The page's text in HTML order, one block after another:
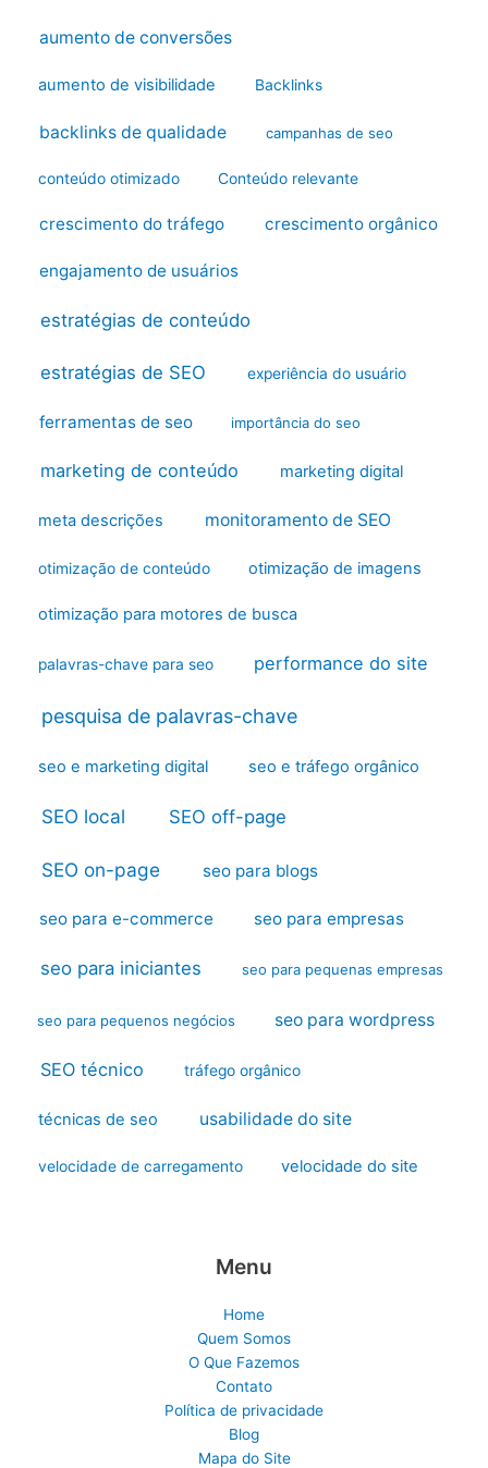
aumento de conversões
aumento de visibilidade Backlinks
backlinks de qualidade campanhas de seo
conteúdo otimizado Conteúdo relevante
crescimento do tráfego crescimento orgânico
engajamento de usuários
estratégias de conteúdo
estratégias de SEO experiência do usuário
ferramentas de seo importância do seo
marketing de conteúdo marketing digital
meta descrições monitoramento de SEO
otimização de conteúdo otimização de imagens
otimização para motores de busca
palavras-chave para seo performance do site
pesquisa de palavras-chave
seo e marketing digital seo e tráfego orgânico
SEO local SEO off-page
SEO on-page seo para blogs
seo para e-commerce seo para empresas
seo para iniciantes seo para pequenas empresas
seo para pequenos negócios seo para wordpress
SEO técnico tráfego orgânico
técnicas de seo usabilidade do site
velocidade de carregamento velocidade do site
Menu
Home
Quem Somos
O Que Fazemos
Contato
Política de privacidade
Blog
Mapa do Site